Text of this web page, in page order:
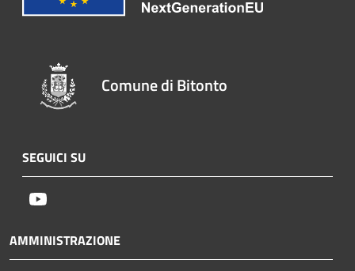
Comune di Bitonto
SEGUICI SU
AMMINISTRAZIONE